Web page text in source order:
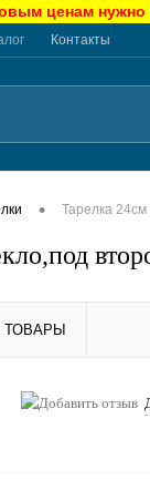
ценам нужно
Контакты
• Тарелка